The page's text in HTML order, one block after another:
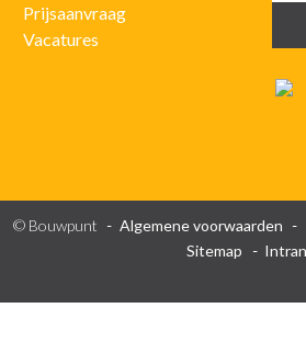
Prijsaanvraag
Vacatures
© Bouwpunt Algemene voorwaarden
Sitemap